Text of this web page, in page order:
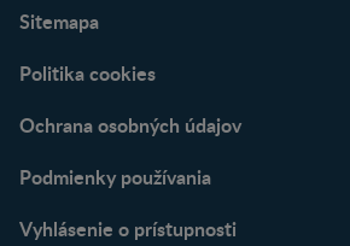
Sitemapa
Politika cookies
Ochrana osobných údajov
Podmienky používania
Vyhlásenie o prístupnosti